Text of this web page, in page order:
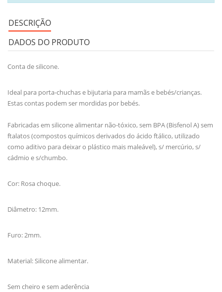
DESCRIÇÃO
DADOS DO PRODUTO
Conta de silicone.
Ideal para porta-chuchas e bijutaria para mamãs e bebés/crianças.
Estas contas podem ser mordidas por bebés.
Fabricadas em silicone alimentar não-tóxico, sem BPA (Bisfenol A) sem
ftalatos (compostos químicos derivados do ácido ftálico, utilizado
como aditivo para deixar o plástico mais maleável), s/ mercúrio, s/
cádmio e s/chumbo.
Cor: Rosa choque.
Diâmetro: 12mm.
Furo: 2mm.
Material: Silicone alimentar.
Sem cheiro e sem aderência